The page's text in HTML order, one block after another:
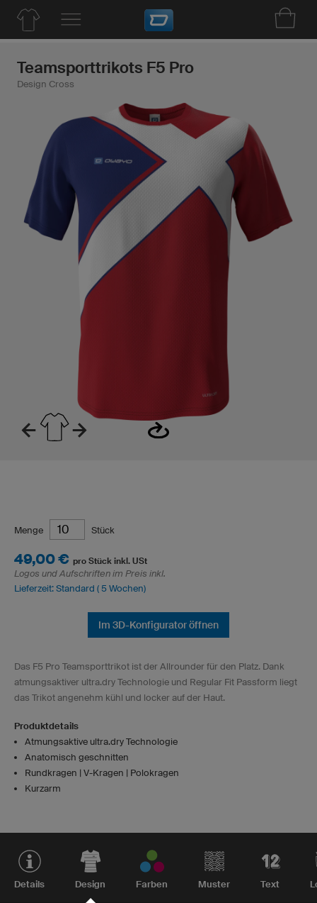
Teamsporttrikots F5 Pro
Design Cross
Menge Stück
49,00 € pro Stück inkl. USt
Logos und Aufschriften im Preis inkl.
Lieferzeit: Standard ( 5 Wochen)
Im 3D-Konfigurator öffnen
Das F5 Pro Teamsporttrikot ist der Allrounder für den Platz. Dank
atmungsaktiver ultra.dry Technologie und Regular Fit Passform liegt
das Trikot angenehm kühl und locker auf der Haut.
Produktdetails
Atmungsaktive ultra.dry Technologie
Anatomisch geschnitten
Rundkragen | V-Kragen | Polokragen
Kurzarm
Details Design Farben Muster Text